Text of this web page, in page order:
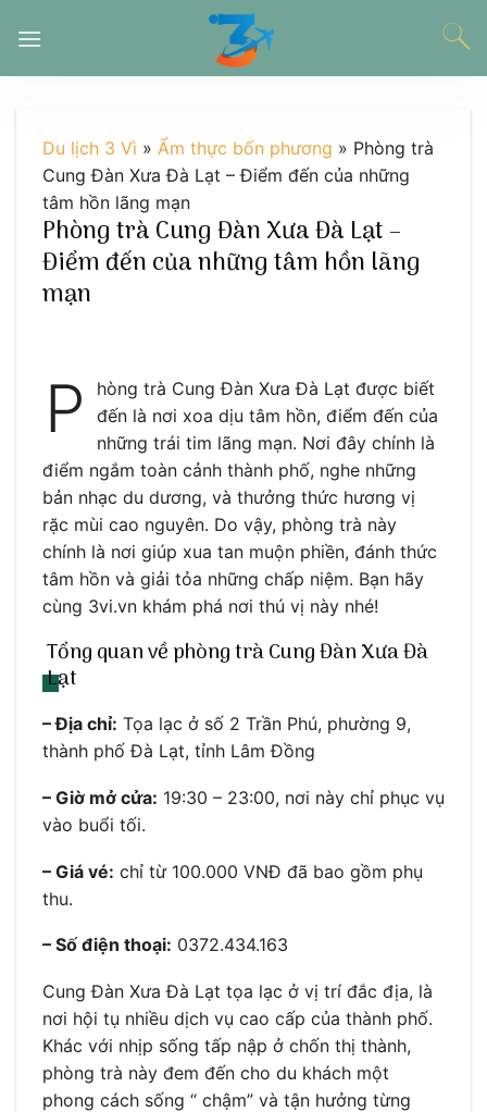
đến
Du lịch 3 Vì » Ẩm thực bốn phương » Phòng trà
Cung Đàn Xưa Đà Lạt – Điểm đến của những
tâm hồn lãng mạn
Phòng trà Cung Đàn Xưa Đà Lạt –
Điểm đến của những tâm hồn lãng
mạn
P
hòng trà Cung Đàn Xưa Đà Lạt được biết
đến là nơi xoa dịu tâm hồn, điểm đến của
những trái tim lãng mạn. Nơi đây chính là
điểm ngắm toàn cảnh thành phố, nghe những
bản nhạc du dương, và thưởng thức hương vị
rặc mùi cao nguyên. Do vậy, phòng trà này
chính là nơi giúp xua tan muộn phiền, đánh thức
tâm hồn và giải tỏa những chấp niệm. Bạn hãy
cùng 3vi.vn khám phá nơi thú vị này nhé!
Tổng quan về phòng trà Cung Đàn Xưa Đà
Lạt
– Địa chỉ: Tọa lạc ở số 2 Trần Phú, phường 9,
thành phố Đà Lạt, tỉnh Lâm Đồng
– Giờ mở cửa: 19:30 – 23:00, nơi này chỉ phục vụ
vào buổi tối.
– Giá vé: chỉ từ 100.000 VNĐ đã bao gồm phụ
thu.
– Số điện thoại: 0372.434.163
Cung Đàn Xưa Đà Lạt tọa lạc ở vị trí đắc địa, là
nơi hội tụ nhiều dịch vụ cao cấp của thành phố.
Khác với nhịp sống tấp nập ở chốn thị thành,
phòng trà này đem đến cho du khách một
phong cách sống “ chậm” và tận hưởng từng